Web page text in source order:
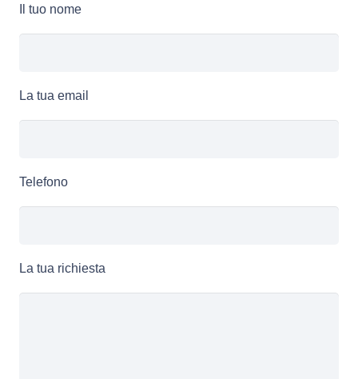
Il tuo nome
La tua email
Telefono
La tua richiesta